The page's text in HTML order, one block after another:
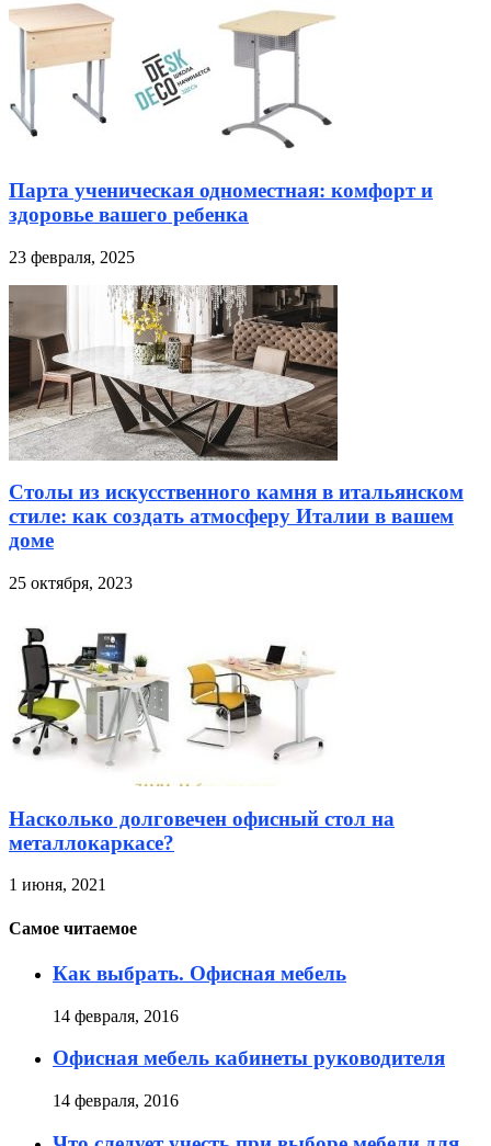
Парта ученическая одноместная: комфорт и
здоровье вашего ребенка
23 февраля, 2025
Столы из искусственного камня в итальянском
стиле: как создать атмосферу Италии в вашем
доме
25 октября, 2023
Насколько долговечен офисный стол на
металлокаркасе?
1 июня, 2021
Самое читаемое
Как выбрать. Офисная мебель
14 февраля, 2016
Офисная мебель кабинеты руководителя
14 февраля, 2016